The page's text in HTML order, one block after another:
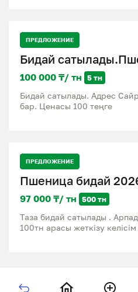
ПРЕДЛОЖЕНИЕ
Бидай
100 000 ₸/ тн 5 тн
Бидай сатылады. Адрес
бар. Ценасы 100 теңге
ПРЕДЛОЖЕНИЕ
Пшеница бидай
97 000 ₸/ тн 500 тн
Таза бидай сатылады .
100тн арасы жеткізу